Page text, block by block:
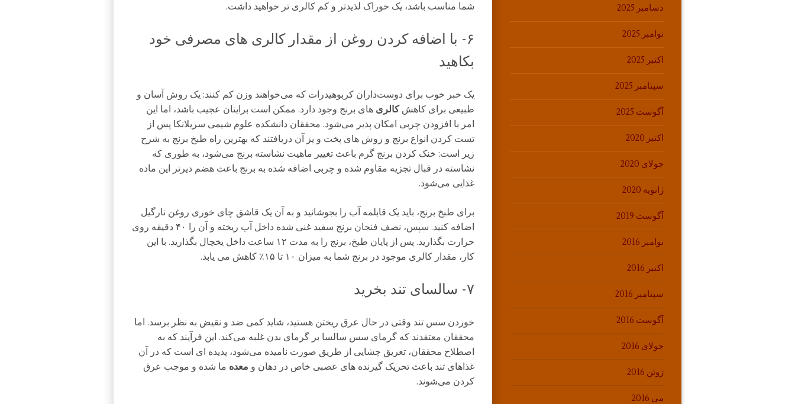
شما مناسب باشد، یک خوراک لذیدتر و کم کالری ‌تر خواهید داشت.
۶- با اضافه کردن روغن از مقدار کالری‌ های مصرفی خود
بکاهید
یک خبر خوب برای دوست‌داران کربوهیدرات که می‌خواهند وزن کم کنند: یک روش آسان و
طبیعی برای کاهشکالری‌ های برنج وجود دارد. ممکن است برایتان عجیب باشد، اما این
امر با افزودن چربی امکان ‌پذیر می‌شود. محققان دانشکده علوم شیمی سریلانکا پس از
تست کردن انواع برنج و روش ‌های پخت‌ و پز آن دریافتند که بهترین راه طبخ برنج به شرح
زیر است: خنک کردن برنج گرم باعث تغییر ماهیت نشاسته برنج می‌شود، به طوری که
نشاسته در قبال تجزیه مقاوم شده و چربی اضافه شده به برنج باعث هضم دیرتر این ماده
غذایی می‌شود.
برای طبخ برنج، باید یک قابلمه آب را بجوشانید و به آن یک قاشق چای‌ خوری روغن نارگیل
اضافه کنید. سپس، نصف فنجان برنج سفید غنی شده داخل آب ریخته و آن را ۴۰ دقیقه روی
حرارت بگذارید. پس از پایان طبخ، برنج را به مدت ۱۲ ساعت داخل یخچال بگذارید. با این
کار، مقدار کالری موجود در برنج شما به میزان ۱۰ تا ۱۵٪ کاهش می ‌یابد.
۷- سالسای تند بخرید
خوردن سس تند وقتی در حال عرق ریختن هستید، شاید کمی ضد و نقیض به نظر برسد. اما
محققان معتقدند که گرمای سس سالسا بر گرمای بدن غلبه می‌کند. این فرآیند که به
اصطلاح محققان، تعریق چشایی از طریق صورت نامیده می‌شود، پدیده ‌ای است که در آن
غذاهای تند باعث تحریک گیرنده‌ های عصبی خاص در دهان و معده ما شده و موجب عرق
کردن می‌شوند.
دسامبر 2025
نوامبر 2025
اکتبر 2025
سپتامبر 2025
آگوست 2025
اکتبر 2020
جولای 2020
ژانویه 2020
آگوست 2019
نوامبر 2016
اکتبر 2016
سپتامبر 2016
آگوست 2016
جولای 2016
ژوئن 2016
می 2016